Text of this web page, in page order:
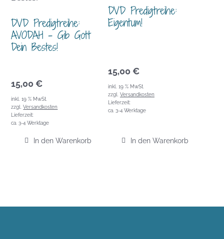
DVD Predigtreihe:
AVODAH – Gib Gott
Dein Bestes!
15,00 €
inkl. 19 % MwSt.
zzgl.Versandkosten
Lieferzeit:
ca. 3-4 Werktage
In den Warenkorb
DVD Predigtreihe:
Eigentum!
15,00 €
inkl. 19 % MwSt.
zzgl. Versandkosten
Lieferzeit:
ca. 3-4 Werktage
In den Warenkorb